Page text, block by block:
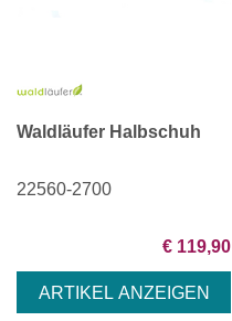
Waldläufer Halbschuh
22560-2700
€ 119,90